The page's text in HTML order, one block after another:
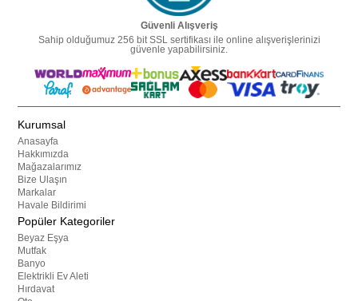
Güvenli Alışveriş
Sahip olduğumuz 256 bit SSL sertifikası ile online alışverişlerinizi
güvenle yapabilirsiniz.
Kurumsal
Anasayfa
Hakkımızda
Mağazalarımız
Bize Ulaşın
Markalar
Havale Bildirimi
Popüler Kategoriler
Beyaz Eşya
Mutfak
Banyo
Elektrikli Ev Aleti
Hırdavat